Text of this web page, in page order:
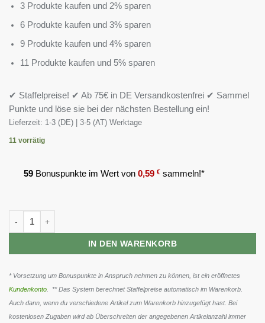
3 Produkte kaufen und 2% sparen
6 Produkte kaufen und 3% sparen
9 Produkte kaufen und 4% sparen
11 Produkte kaufen und 5% sparen
✔ Staffelpreise! ✔ Ab 75€ in DE Versandkostenfrei ✔ Sammel
Punkte und löse sie bei der nächsten Bestellung ein!
Lieferzeit: 1-3 (DE) | 3-5 (AT) Werktage
11 vorrätig
59 Bonuspunkte im Wert von 0,59 € sammeln!*
Snickers High Protein Bar PEANUT BROWNIE 12 x 50g - Milk
IN DEN WARENKORB
* Vorsetzung um Bonuspunkte in Anspruch nehmen zu können, ist ein eröffnetes
Kundenkonto . ** Das System berechnet Staffelpreise automatisch im Warenkorb.
Auch dann, wenn du verschiedene Artikel zum Warenkorb hinzugefügt hast. Bei
kostenlosen Zugaben wird ab Überschreiten der angegebenen Artikelanzahl immer